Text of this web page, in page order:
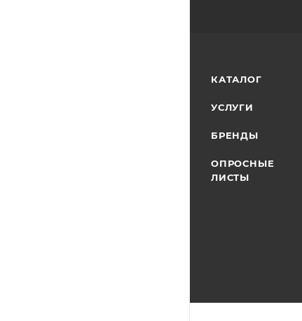
КАТАЛОГ
УСЛУГИ
БРЕНДЫ
ОПРОСНЫЕ
ЛИСТЫ